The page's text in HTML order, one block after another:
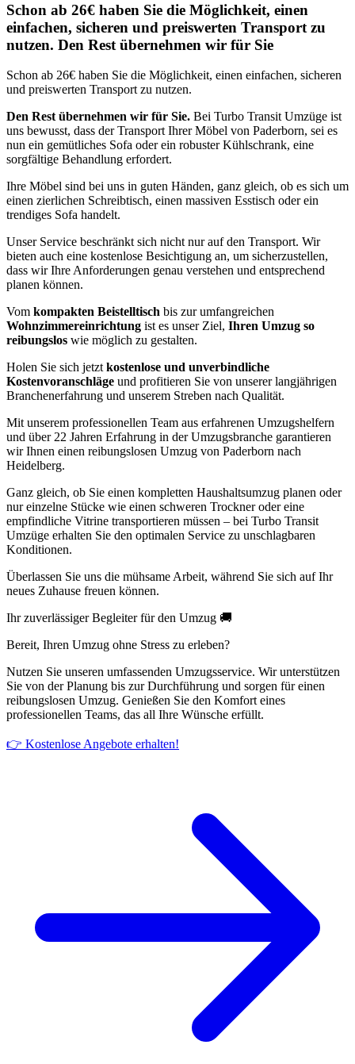
Schon ab 26€ haben Sie die Möglichkeit, einen
einfachen, sicheren und preiswerten Transport zu
nutzen. Den Rest übernehmen wir für Sie
Schon ab 26€ haben Sie die Möglichkeit, einen einfachen, sicheren
und preiswerten Transport zu nutzen.
Den Rest übernehmen wir für Sie. Bei Turbo Transit Umzüge ist
uns bewusst, dass der Transport Ihrer Möbel von Paderborn, sei es
nun ein gemütliches Sofa oder ein robuster Kühlschrank, eine
sorgfältige Behandlung erfordert.
Ihre Möbel sind bei uns in guten Händen, ganz gleich, ob es sich um
einen zierlichen Schreibtisch, einen massiven Esstisch oder ein
trendiges Sofa handelt.
Unser Service beschränkt sich nicht nur auf den Transport. Wir
bieten auch eine kostenlose Besichtigung an, um sicherzustellen,
dass wir Ihre Anforderungen genau verstehen und entsprechend
planen können.
Vom kompakten Beistelltisch bis zur umfangreichen
Wohnzimmereinrichtung ist es unser Ziel, Ihren Umzug so
reibungslos wie möglich zu gestalten.
Holen Sie sich jetzt kostenlose und unverbindliche
Kostenvoranschläge und profitieren Sie von unserer langjährigen
Branchenerfahrung und unserem Streben nach Qualität.
Mit unserem professionellen Team aus erfahrenen Umzugshelfern
und über 22 Jahren Erfahrung in der Umzugsbranche garantieren
wir Ihnen einen reibungslosen Umzug von Paderborn nach
Heidelberg.
Ganz gleich, ob Sie einen kompletten Haushaltsumzug planen oder
nur einzelne Stücke wie einen schweren Trockner oder eine
empfindliche Vitrine transportieren müssen – bei Turbo Transit
Umzüge erhalten Sie den optimalen Service zu unschlagbaren
Konditionen.
Überlassen Sie uns die mühsame Arbeit, während Sie sich auf Ihr
neues Zuhause freuen können.
Ihr zuverlässiger Begleiter für den Umzug 🚚
Bereit, Ihren Umzug ohne Stress zu erleben?
Nutzen Sie unseren umfassenden Umzugsservice. Wir unterstützen
Sie von der Planung bis zur Durchführung und sorgen für einen
reibungslosen Umzug. Genießen Sie den Komfort eines
professionellen Teams, das all Ihre Wünsche erfüllt.
👉 Kostenlose Angebote erhalten!